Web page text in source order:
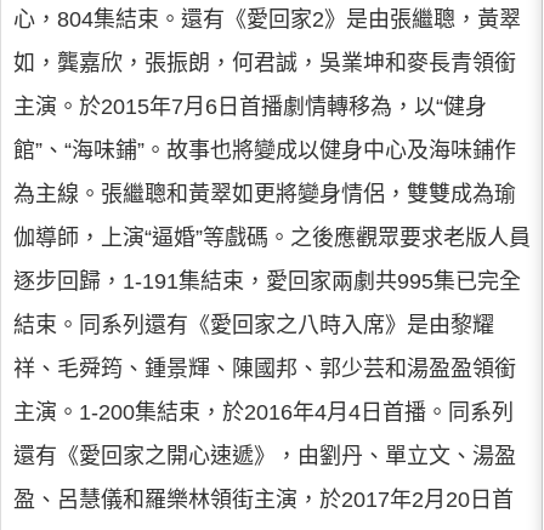
心，804集結束。還有《愛回家2》是由張繼聰，黃翠
如，龔嘉欣，張振朗，何君誠，吳業坤和麥長青領銜
主演。於2015年7月6日首播劇情轉移為，以“健身
館”、“海味鋪”。故事也將變成以健身中心及海味鋪作
為主線。張繼聰和黃翠如更將變身情侶，雙雙成為瑜
伽導師，上演“逼婚”等戲碼。之後應觀眾要求老版人員
逐步回歸，1-191集結束，愛回家兩劇共995集已完全
結束。同系列還有《愛回家之八時入席》是由黎耀
祥、毛舜筠、鍾景輝、陳國邦、郭少芸和湯盈盈領銜
主演。1-200集結束，於2016年4月4日首播。同系列
還有《愛回家之開心速遞》，由劉丹、單立文、湯盈
盈、呂慧儀和羅樂林領街主演，於2017年2月20日首